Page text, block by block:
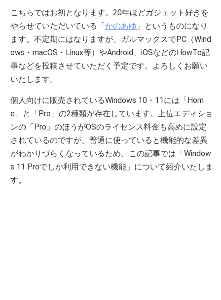
こちらではお初となります。20年ほどガジェット好きを
やらせていただいている「かのあゆ 」というものになり
ます。不定期にはなりますが、ガルマックスでPC（Wind
ows・macOS・Linux等）やAndroid、iOSなどのHowTo記
事などを投稿させていただく予定です。よろしくお願い
いたします。
個人向けに販売されているWindows 10・11には「Hom
e」と「Pro」の2種類が存在しています。上位エディショ
ンの「Pro」のほうがOSのライセンス料金も高めに設定
されているのですが、普通に使っていると機能的な差異
がわかりづらくなっているため、この記事では「Window
s 11 Proでしか利用できない機能」について紹介いたしま
す。